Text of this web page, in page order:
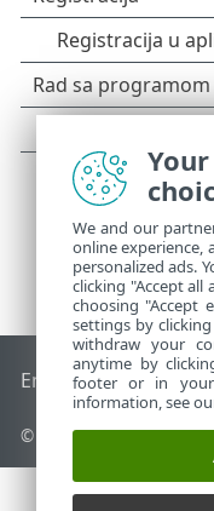
End of Life ESET
© 1992 - 2026 ESET,
We and our
online experience,
personalized ads.
clicking "Accept all
choosing "Accept
settings by
withdraw your
anytime by
footer or in your
information, see